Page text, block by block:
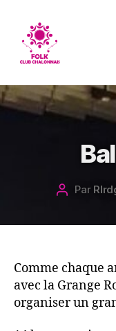
Club
Chalonnais
Auteur
Par
Comme chaque
avec la Grange
organiser un